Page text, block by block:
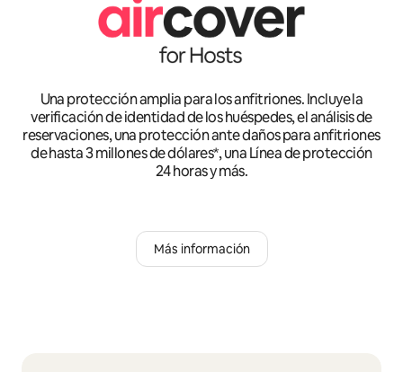
Una protección amplia para los anfitriones. Incluye la
verificación de identidad de los huéspedes, el análisis de
reservaciones, una protección ante daños para anfitriones
de hasta 3 millones de dólares*, una Línea de protección
24 horas y más.
Más información